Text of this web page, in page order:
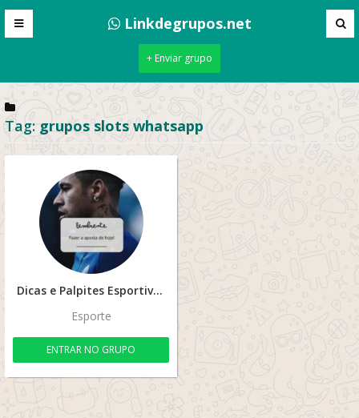
Linkdegrupos.net
+ Enviar grupo
Tag: grupos slots whatsapp
Dicas e Palpites Esportivo – Pratis 🍀
Esporte
ENTRAR NO GRUPO